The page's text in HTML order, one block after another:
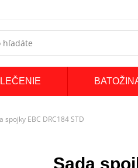
spojky EBC DRC184 STD
Sada